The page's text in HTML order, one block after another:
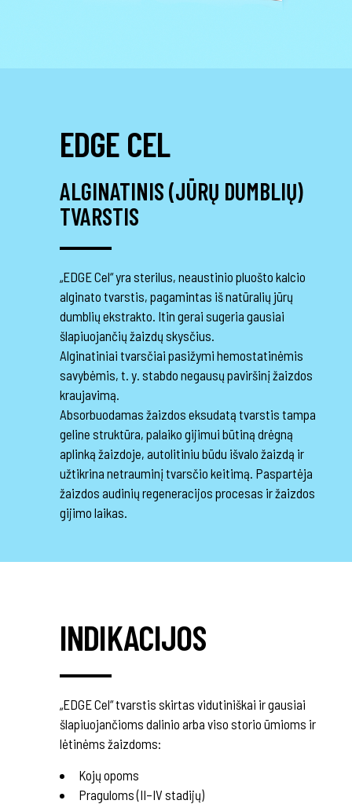
EDGE CEL
ALGINATINIS (JŪRŲ DUMBLIŲ)
TVARSTIS
„EDGE Cel“ yra sterilus, neaustinio pluošto kalcio
alginato tvarstis, pagamintas iš natūralių jūrų
dumblių ekstrakto. Itin gerai sugeria gausiai
šlapiuojančių žaizdų skysčius.
Alginatiniai tvarsčiai pasižymi hemostatinėmis
savybėmis, t. y. stabdo negausų paviršinį žaizdos
kraujavimą.
Absorbuodamas žaizdos eksudatą tvarstis tampa
geline struktūra, palaiko gijimui būtiną drėgną
aplinką žaizdoje, autolitiniu būdu išvalo žaizdą ir
užtikrina netrauminį tvarsčio keitimą. Paspartėja
žaizdos audinių regeneracijos procesas ir žaizdos
gijimo laikas.
INDIKACIJOS
„EDGE Cel“ tvarstis skirtas vidutiniškai ir gausiai
šlapiuojančioms dalinio arba viso storio ūmioms ir
lėtinėms žaizdoms:
Kojų opoms
Praguloms (II–IV stadijų)